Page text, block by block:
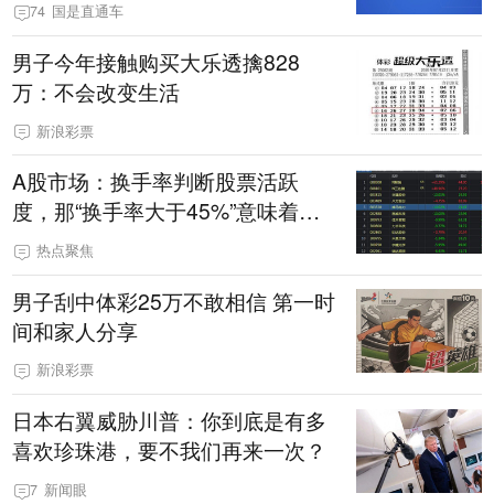
74 国是直通车
男子今年接触购买大乐透擒828
万：不会改变生活
新浪彩票
A股市场：换手率判断股票活跃
度，那“换手率大于45%”意味着什
么，你知道吗？
热点聚焦
男子刮中体彩25万不敢相信 第一时
间和家人分享
新浪彩票
日本右翼威胁川普：你到底是有多
喜欢珍珠港，要不我们再来一次？
7 新闻眼